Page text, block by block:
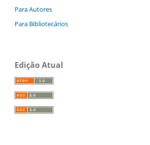
Para Autores
Para Bibliotecários
Edição Atual